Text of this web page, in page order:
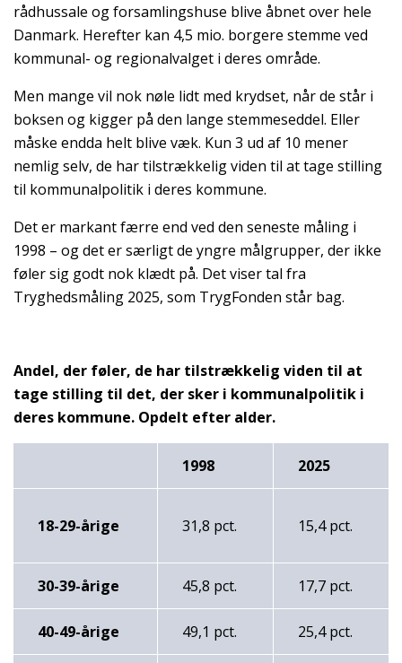
rådhussale og forsamlingshuse blive åbnet over hele
Danmark. Herefter kan 4,5 mio. borgere stemme ved
kommunal- og regionalvalget i deres område.
Men mange vil nok nøle lidt med krydset, når de står i
boksen og kigger på den lange stemmeseddel. Eller
måske endda helt blive væk. Kun 3 ud af 10 mener
nemlig selv, de har tilstrækkelig viden til at tage stilling
til kommunalpolitik i deres kommune.
Det er markant færre end ved den seneste måling i
1998 – og det er særligt de yngre målgrupper, der ikke
føler sig godt nok klædt på. Det viser tal fra
Tryghedsmåling 2025, som TrygFonden står bag.
Andel, der føler, de har tilstrækkelig viden til at
tage stilling til det, der sker i kommunalpolitik i
deres kommune. Opdelt efter alder.
1998 2025
18-29-årige 31,8 pct. 15,4 pct.
30-39-årige 45,8 pct. 17,7 pct.
40-49-årige 49,1 pct. 25,4 pct.